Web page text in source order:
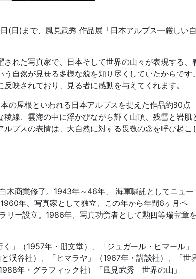
(日)まで、風見武秀 作品展「日本アルプス―厳しい自
れた写真家で、日本そして世界の山々が表現する、
自然が見せる多様な貌を知り尽くしていたからです
映されており、見る者に感動を与えてくれます。
の屋根といわれる日本アルプスを捉えた作品約80点
稜線、雲海の中に浮かびながら輝く山頂、残雪と岩肌
プスの表情は、大自然に対する畏敬の念を呼び起こ
木商業修了。1943年～46年、 海軍嘱託としてニュー
年、写真家として独立、この年から年間6ヶ月ペー
リー設立。1986年、写真功労者として勲四等瑞宝章
」（1957年・朋文堂）、「ジュガール・ヒマール」
渓谷社）、「ヒマラヤ」（1967年・講談社）、「世
年・グラフィック社）「風見武秀 世界の山」